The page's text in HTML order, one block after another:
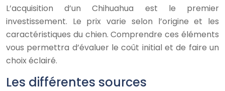
L’acquisition d’un Chihuahua est le premier
investissement. Le prix varie selon l’origine et les
caractéristiques du chien. Comprendre ces éléments
vous permettra d’évaluer le coût initial et de faire un
choix éclairé.
Les différentes sources